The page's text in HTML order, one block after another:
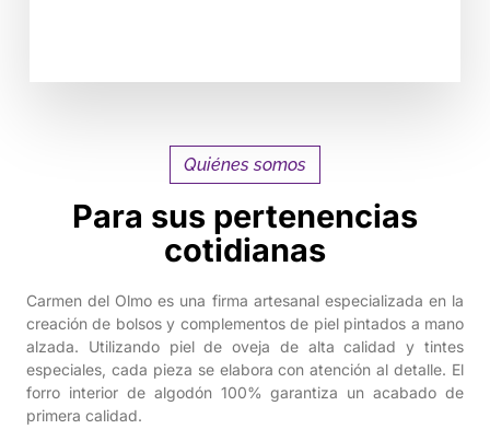
Quiénes somos
Para sus pertenencias
cotidianas
Carmen del Olmo es una firma artesanal especializada en la
creación de bolsos y complementos de piel pintados a mano
alzada. Utilizando piel de oveja de alta calidad y tintes
especiales, cada pieza se elabora con atención al detalle. El
forro interior de algodón 100% garantiza un acabado de
primera calidad.